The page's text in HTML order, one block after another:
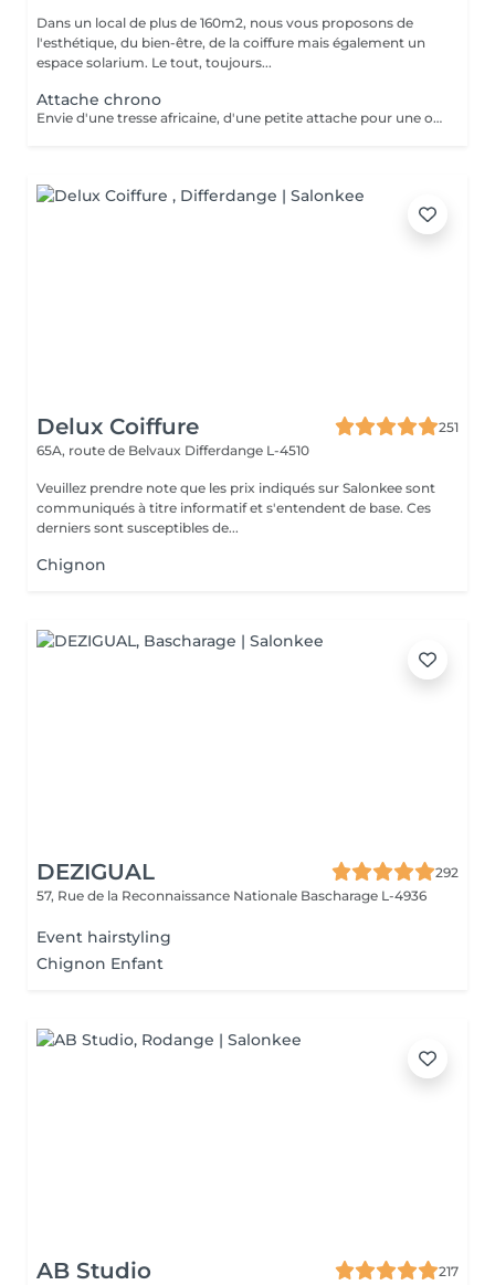
Dans un local de plus de 160m2, nous vous proposons de
l'esthétique, du bien-être, de la coiffure mais également un
espace solarium. Le tout, toujours...
Attache chrono
Envie d'une tresse africaine, d'une petite attache pour une occasion,ce service est mis en place pour une petite mise en beauté de vos cheveux. a partir de 15 EURO puis calculé en fonction du temps passé
Delux Coiffure
251
65A, route de Belvaux Differdange L-4510
Veuillez prendre note que les prix indiqués sur Salonkee sont
communiqués à titre informatif et s'entendent de base. Ces
derniers sont susceptibles de...
Chignon
DEZIGUAL
292
57, Rue de la Reconnaissance Nationale Bascharage L-4936
Event hairstyling
Chignon Enfant
AB Studio
217